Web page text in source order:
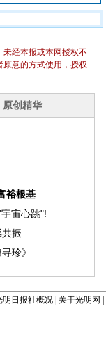
明日报社概况 关于光明网